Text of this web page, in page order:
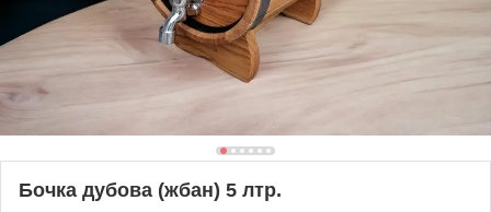
Бочка дубова (жбан) 5 лтр.